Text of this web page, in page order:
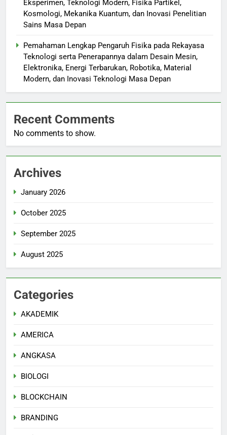
Eksperimen, Teknologi Modern, Fisika Partikel,
Kosmologi, Mekanika Kuantum, dan Inovasi Penelitian
Sains Masa Depan
Pemahaman Lengkap Pengaruh Fisika pada Rekayasa
Teknologi serta Penerapannya dalam Desain Mesin,
Elektronika, Energi Terbarukan, Robotika, Material
Modern, dan Inovasi Teknologi Masa Depan
Recent Comments
No comments to show.
Archives
January 2026
October 2025
September 2025
August 2025
Categories
AKADEMIK
AMERICA
ANGKASA
BIOLOGI
BLOCKCHAIN
BRANDING